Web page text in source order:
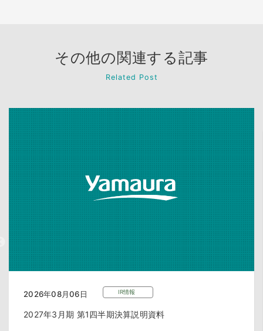
その他の関連する記事
Related Post
2026年08月06日 IR情報
2027年3月期 第1四半期決算説明資料